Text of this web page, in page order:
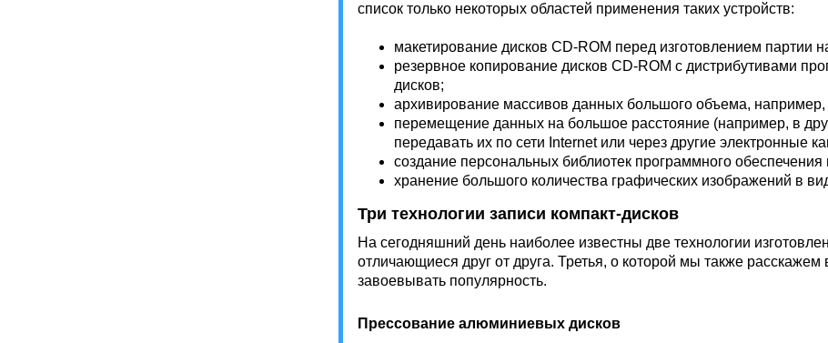
список только некоторых областей применения таких устройств:
макетирование дисков CD-ROM перед изготовлением партии
резервное копирование дисков CD-ROM с дистрибутивами
дисков;
архивирование массивов данных большого объема,
перемещение данных на большое расстояние (например, в
передавать их по сети Internet или через другие электронные
создание персональных библиотек программного обеспечения
хранение большого количества графических изображений в
Три технологии записи компакт-дисков
На сегодняшний день наиболее известны две технологии
отличающиеся друг от друга. Третья, о которой мы также
завоевывать популярность.
Прессование алюминиевых дисков